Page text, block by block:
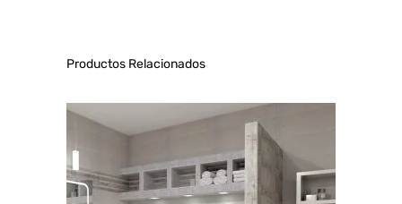
Productos Relacionados